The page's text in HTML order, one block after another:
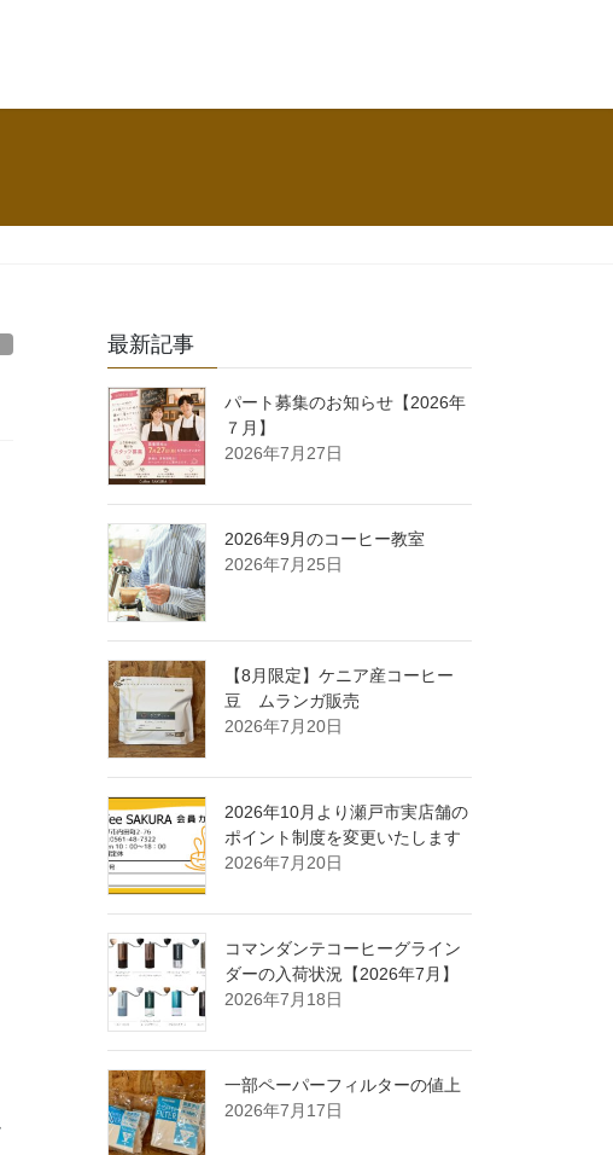
最新記事
パート募集のお知らせ【2026年
７月】
2026年7月27日
2026年9月のコーヒー教室
2026年7月25日
【8月限定】ケニア産コーヒー
豆 ムランガ販売
2026年7月20日
2026年10月より瀬戸市実店舗の
ポイント制度を変更いたします
2026年7月20日
コマンダンテコーヒーグライン
ダーの入荷状況【2026年7月】
2026年7月18日
一部ペーパーフィルターの値上
2026年7月17日